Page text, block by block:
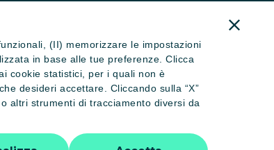
(II) memorizzare le impostazioni
in base alle tue preferenze. Clicca
cookie statistici, per i quali non è
desideri accettare. Cliccando sulla “X”
altri strumenti di tracciamento diversi da